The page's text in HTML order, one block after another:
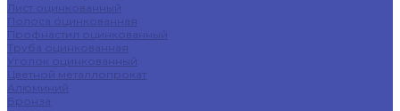
Лист оцинкованный
Полоса оцинкованная
Профнастил оцинкованный
Труба оцинкованная
Уголок оцинкованный
Цветной металлопрокат
Алюминий
Бронза